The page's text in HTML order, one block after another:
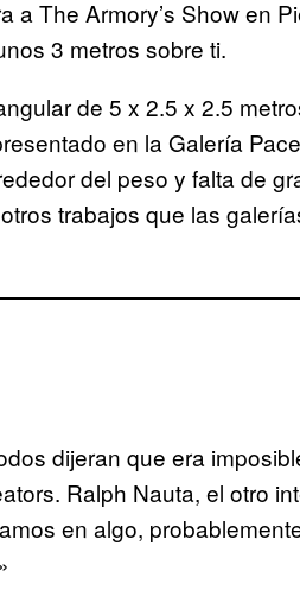
a The Armory’s Show en
3 metros sobre ti.
de 5 x 2.5 x 2.5
en la Galería
del peso y falta de
trabajos que las
dijeran que era
Ralph Nauta, el otro
en algo,